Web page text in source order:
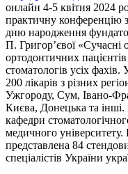
онлайн 4-5 квітня 2024
практичну конференцію
дню народження
П. Григор’євої «Сучасні
ортодонтичних
стоматологів усіх фахів.
200 лікарів з різних
Ужгороду, Сум, Івано-
Києва, Донецька та інші.
кафедри
медичного
представлена 84
спеціалістів України